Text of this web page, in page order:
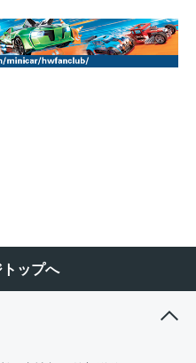
ップへ